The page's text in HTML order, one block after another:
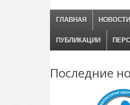
ГЛАВНАЯ НОВОСТИ
ПУБЛИКАЦИИ
Последние